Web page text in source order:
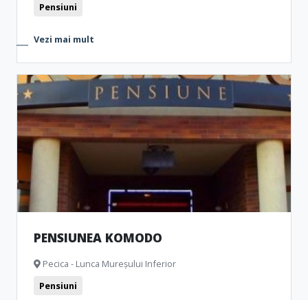
Pensiuni
Vezi mai mult
PENSIUNEA KOMODO
Pecica - Lunca Mureșului Inferior
Pensiuni